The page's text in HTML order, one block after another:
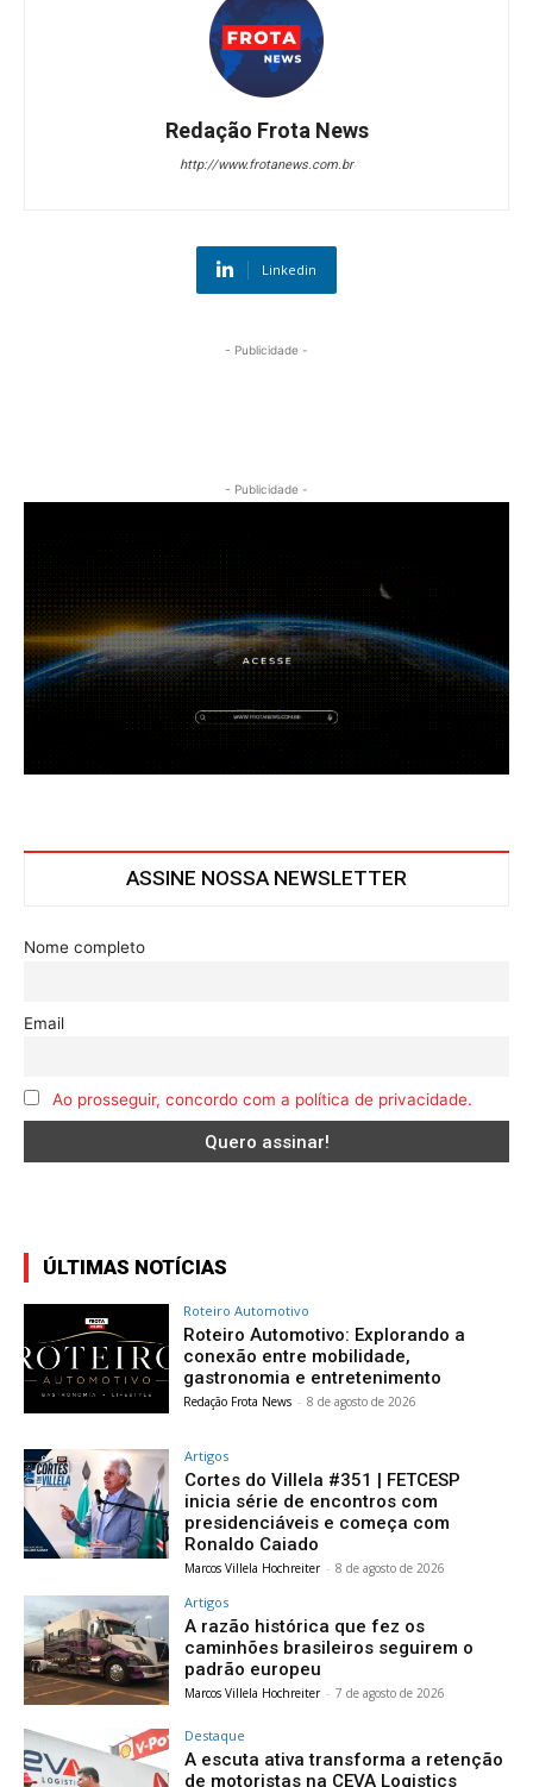
Redação Frota News
http://www.frotanews.com.br
Linkedin
- Publicidade -
- Publicidade -
ASSINE NOSSA NEWSLETTER
Nome completo
Email
Ao prosseguir, concordo com a política de privacidade.
ÚLTIMAS NOTÍCIAS
Roteiro Automotivo
Roteiro Automotivo: Explorando a
conexão entre mobilidade,
gastronomia e entretenimento
Redação Frota News - 8 de agosto de 2026
Artigos
Cortes do Villela #351 | FETCESP
inicia série de encontros com
presidenciáveis e começa com
Ronaldo Caiado
Marcos Villela Hochreiter - 8 de agosto de 2026
Artigos
A razão histórica que fez os
caminhões brasileiros seguirem o
padrão europeu
Marcos Villela Hochreiter - 7 de agosto de 2026
Destaque
A escuta ativa transforma a retenção
de motoristas na CEVA Logistics